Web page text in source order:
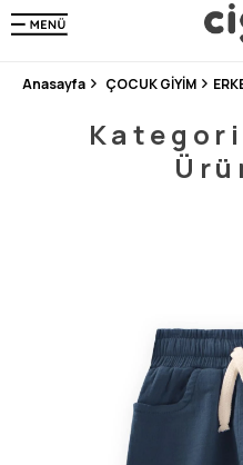
250.000'DEN FAZLA
3 MİLYONDAN FAZLA
Anasayfa ÇOCUK GİYİM